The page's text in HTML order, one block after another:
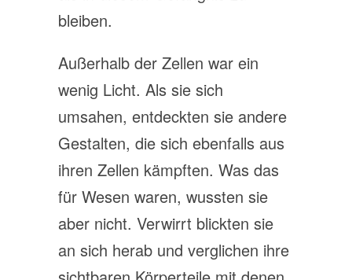
bleiben.
Außerhalb der Zellen war ein
wenig Licht. Als sie sich
umsahen, entdeckten sie andere
Gestalten, die sich ebenfalls aus
ihren Zellen kämpften. Was das
für Wesen waren, wussten sie
aber nicht. Verwirrt blickten sie
an sich herab und verglichen ihre